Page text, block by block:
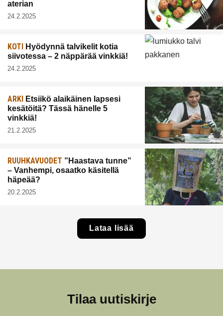
aterian
24.2.2025
KOTI Hyödynnä talvikelit kotia
siivotessa – 2 näppärää vinkkiä!
24.2.2025
ARKI Etsiikö alaikäinen lapsesi
kesätöitä? Tässä hänelle 5
vinkkiä!
21.2.2025
RUUHKAVUODET ”Haastava tunne”
– Vanhempi, osaatko käsitellä
häpeää?
20.2.2025
Lataa lisää
Tilaa uutiskirje